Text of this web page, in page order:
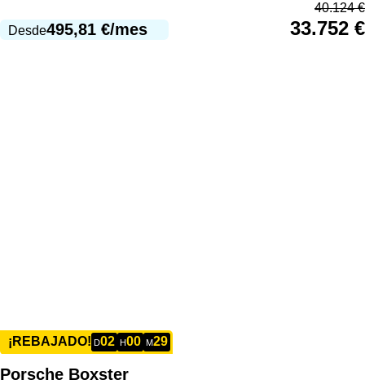
Desde495,81 €/mes
40.124€
33.752 €
¡REBAJADO! D02 H00 M29
Porsche Boxster